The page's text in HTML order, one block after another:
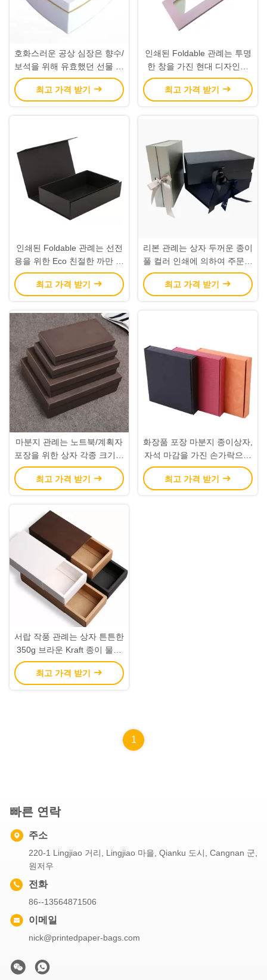
호화스러운 공상 심장은 향수/
보석을 위해 유효했던 선물 상
자 각종 색깔을 형성했습니다
최고 가격 받기
인쇄된 Foldable 관례는 투명
한 창을 가진 현대 디자인을
상자에 넣습니다
최고 가격 받기
인쇄된 Foldable 관례는 선전
용을 위한 Eco 친절한 까만 색
깔을 상자에 넣습니다
최고 가격 받기
리본 관례는 상자 두꺼운 종이
풀 컬러 인쇄에 의하여 주문을
받아서 만들어진 로고를 인쇄
했습니다
최고 가격 받기
마분지 관례는 노트북/계획자
포장을 위한 상자 각종 크기를
인쇄했습니다
최고 가격 받기
화장품 포장 마분지 종이상자,
자석 마감을 가진 손가락으로
튀김 최고 상자
최고 가격 받기
서랍 작풍 관례는 상자 튼튼한
350g 브라운 Kraft 종이 물자
를 인쇄했습니다
최고 가격 받기
1
빠른 연락
주소
220-1 Lingjiao 거리, Lingjiao 마을, Qianku 도시, Cangnan 군,
원저우
전화
86--13564871506
이메일
nick@printedpaper-bags.com